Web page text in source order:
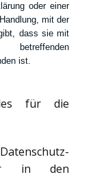
oder einer
mit der
dass sie mit
ist.
für die
in den